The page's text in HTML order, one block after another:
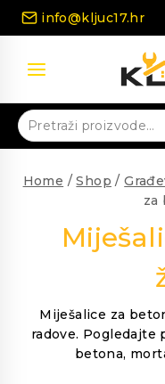
Skip
info@kljuc17.hr
Pretraži:
Home / Shop /
za
Miješalice za
radove. Pogledajte
betona,